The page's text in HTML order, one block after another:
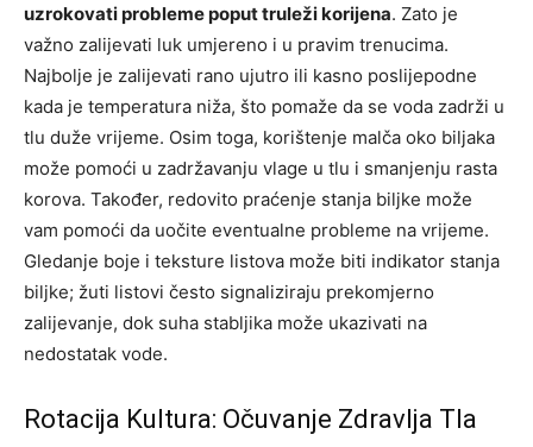
uzrokovati probleme poput truleži korijena. Zato je
važno zalijevati luk umjereno i u pravim trenucima.
Najbolje je zalijevati rano ujutro ili kasno poslijepodne
kada je temperatura niža, što pomaže da se voda zadrži u
tlu duže vrijeme. Osim toga, korištenje malča oko biljaka
može pomoći u zadržavanju vlage u tlu i smanjenju rasta
korova. Također, redovito praćenje stanja biljke može
vam pomoći da uočite eventualne probleme na vrijeme.
Gledanje boje i teksture listova može biti indikator stanja
biljke; žuti listovi često signaliziraju prekomjerno
zalijevanje, dok suha stabljika može ukazivati na
nedostatak vode.
Rotacija Kultura: Očuvanje Zdravlja Tla